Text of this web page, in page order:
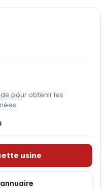
pour obtenir les
17h
usine